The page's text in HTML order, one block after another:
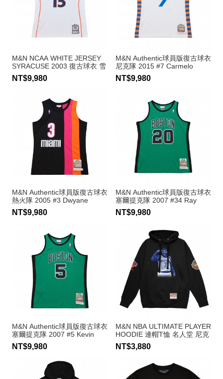
M&N NCAA WHITE JERSEY
SYRACUSE 2003 復古球衣 雪
城大學 #15 Carmelo Anthony
NT$9,980
M&N Authentic球員版復古球衣
尼克隊 2015 #7 Carmelo
Anthony
NT$9,980
M&N Authentic球員版復古球衣
熱火隊 2005 #3 Dwyane
Wade
NT$9,980
M&N Authentic球員版復古球衣
塞爾提克隊 2007 #34 Ray
Allen
NT$9,980
M&N Authentic球員版復古球衣
塞爾提克隊 2007 #5 Kevin
Garnett
NT$9,980
M&N NBA ULTIMATE PLAYER
HOODIE 連帽T恤 名人堂 尼克
隊 Carmelo Anthony
NT$3,880